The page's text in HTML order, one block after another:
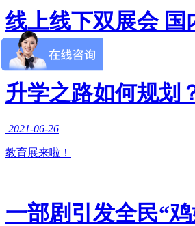
线上线下双展会
2021-06-28
升学之路如何规划
2021-06-26
教育展来啦！
一部剧引发全民“